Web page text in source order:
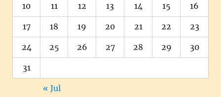
10 11 12 13 14 15 16
17 18 19 20 21 22 23
24 25 26 27 28 29 30
31
« Jul